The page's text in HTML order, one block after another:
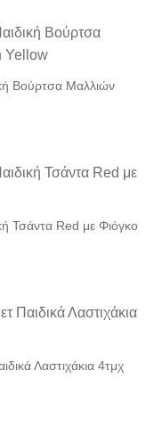
Βούρτσα Μαλλιών
Τσάντα Red με Φιόγκο
Λαστιχάκια 4τμχ